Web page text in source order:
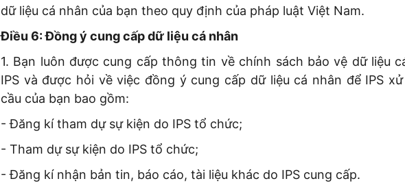
dữ liệu cá nhân của bạn theo quy định của pháp luật Việt Nam.
Điều 6: Đồng ý cung cấp dữ liệu cá nhân
1. Bạn luôn được cung cấp thông tin về chính sách bảo vệ dữ liệu
IPS và được hỏi về việc đồng ý cung cấp dữ liệu cá nhân để IPS
cầu của bạn bao gồm:
- Đăng kí tham dự sự kiện do IPS tổ chức;
- Tham dự sự kiện do IPS tổ chức;
- Đăng kí nhận bản tin, báo cáo, tài liệu khác do IPS cung cấp.